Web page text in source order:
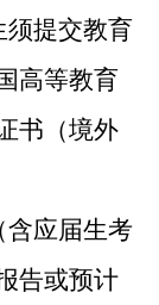
须提交教育
高等教育
书（境外
含应届生考
告或预计